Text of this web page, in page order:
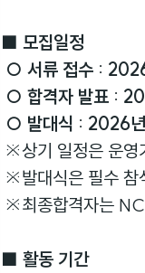
■ 모집일정
○ 서류 접수 :
○ 합격자 발표 :
○ 발대식 : 2026
※상기 일정은 운영
※발대식은 필수 참
※최종합격자는
■ 활동 기간